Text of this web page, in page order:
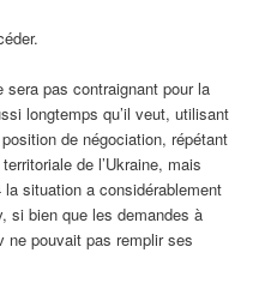
sera pas contraignant pour la
longtemps qu’il veut, utilisant
de négociation, répétant
de l’Ukraine, mais
situation a considérablement
si bien que les demandes à
ne pouvait pas remplir ses